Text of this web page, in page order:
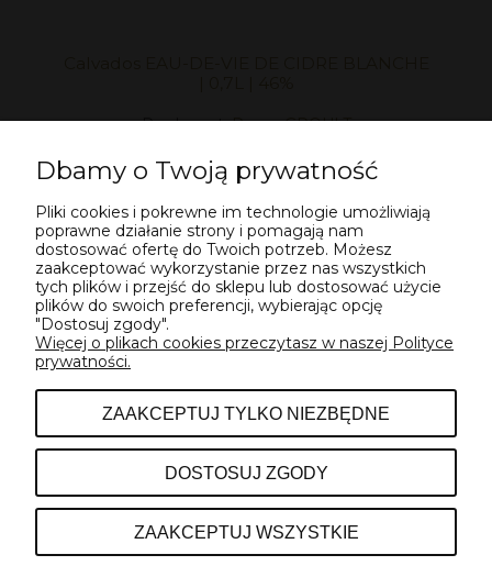
Producent: Roger GROULT
249,00 zł
DO KOSZYKA
« 1 2 3 4 5 6 »
INFORMACJE
O NAS
Dbamy o Twoją prywatność
Pliki cookies i pokrewne im technologie umożliwiają
poprawne działanie strony i pomagają nam
dostosować ofertę do Twoich potrzeb. Możesz
zaakceptować wykorzystanie przez nas wszystkich
tych plików i przejść do sklepu lub dostosować użycie
plików do swoich preferencji, wybierając opcję
"Dostosuj zgody".
Więcej o plikach cookies przeczytasz w naszej Polityce
prywatności.
ZAAKCEPTUJ TYLKO NIEZBĘDNE
DOSTOSUJ ZGODY
ZAAKCEPTUJ WSZYSTKIE